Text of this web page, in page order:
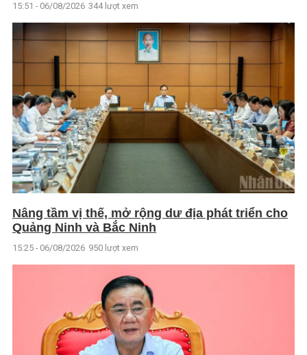
15:51 - 06/08/2026 344 lượt xem
Nâng tầm vị thế, mở rộng dư địa phát triển cho
Quảng Ninh và Bắc Ninh
15:25 - 06/08/2026 950 lượt xem